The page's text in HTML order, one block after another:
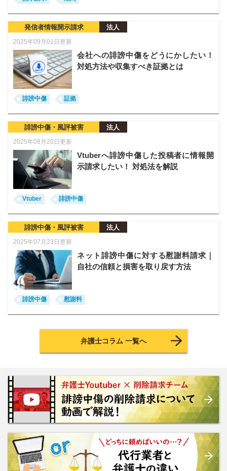
発信者情報開示請求 法人
2025年09月01日更新
会社への誹謗中傷をどうにかしたい！
対処方法や収集すべき証拠とは
誹謗中傷 証拠
誹謗中傷・風評被害 法人
2025年08月20日更新
Vtuberへ誹謗中傷した投稿者に情報開
示請求したい！ 対処法を解説
Vtuber 誹謗中傷
誹謗中傷・風評被害 法人
2025年07月23日更新
ネット誹謗中傷に対する慰謝料請求｜
自社の信頼と損害を取り戻す方法
誹謗中傷 慰謝料
弁護士コラム 一覧へ